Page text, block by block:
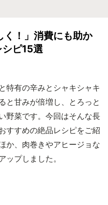
く！」消費にも助か
シピ15選
特有の辛みとシャキシャキ
と甘みが倍増し、とろっと
野菜です。今回はそんな長
すすめの絶品レシピをご紹
か、肉巻きやアヒージョな
ップしました。